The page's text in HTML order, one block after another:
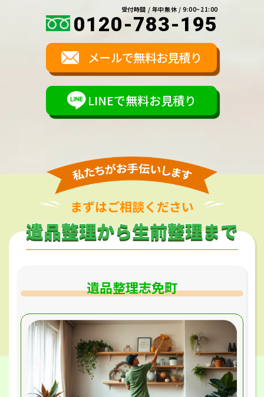
受付時間 / 年中無休 / 9:00~21:00
0120-783-195
メールで無料お見積り
LINEで無料お見積り
まずはご相談ください
遺品整理から生前整理まで
遺品整理から生前整理まで
遺品整理志免町